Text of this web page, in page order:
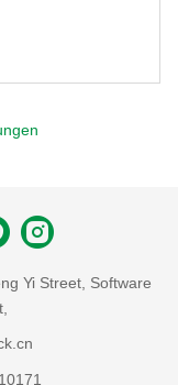
Yi Street, Software